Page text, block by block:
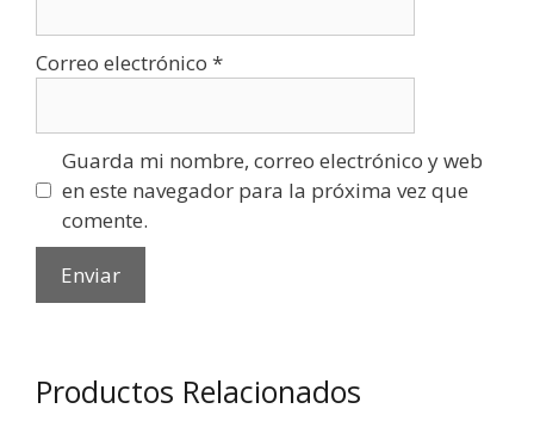
Correo electrónico *
Guarda mi nombre, correo electrónico y web
en este navegador para la próxima vez que
comente.
Productos Relacionados